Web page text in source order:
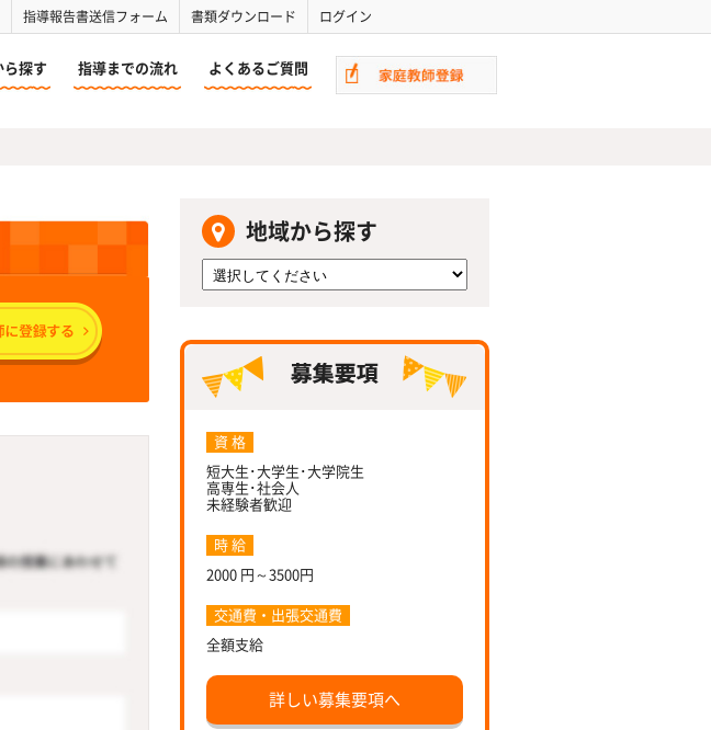
指導報告書送信フォーム 書類ダウンロード ログイン
ら探す 指導までの流れ よくあるご質問
地域から探す
資 格
短大生･大学生･大学院生
高専生･社会人
未経験者歓迎
時 給
2000 円～3500円
交通費・出張交通費
全額支給
詳しい募集要項へ